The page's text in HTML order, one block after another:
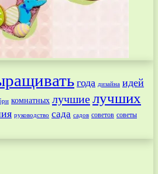
года дизайна идей
комнатных лучшиелучших
руководство сада садов советов советы